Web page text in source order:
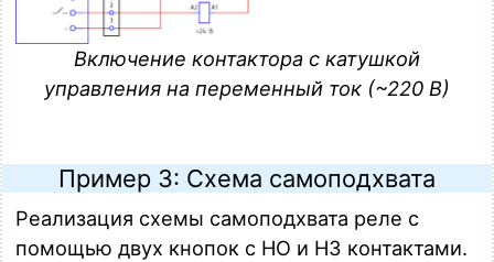
Включение контактора с катушкой
управления на переменный ток (~220 В)
Пример 3: Схема самоподхвата
Реализация схемы самоподхвата реле с
помощью двух кнопок с НО и НЗ контактами.